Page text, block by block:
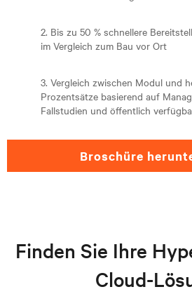
2. Bis zu 50 % schnellere
im Vergleich zum Bau vor Ort
3. Vergleich zwischen Modul und
Prozentsätze basierend auf
Fallstudien und öffentlich
broschüre
Finden Sie Ihre
Cloud-